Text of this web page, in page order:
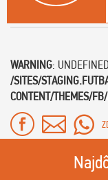
WARNING:
/SITES/
CONTENT/THEMES/